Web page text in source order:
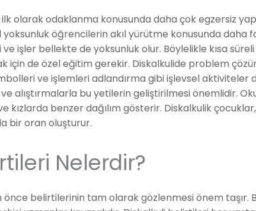
ilk olarak odaklanma konusunda daha çok egzersiz
yoksunluk öğrencilerin akıl yürütme konusunda daha
işler bellekte de yoksunluk olur. Böylelikle kısa
için de özel eğitim gerekir. Diskalkulide problem
ve işlemleri adlandırma gibi işlevsel aktiviteler
alıştırmalarla bu yetilerin geliştirilmesi önemlidir.
kızlarda benzer dağılım gösterir. Diskalkulik
bir oran oluşturur.
Nelerdir?
önce belirtilerinin tam olarak gözlenmesi önem taşır.